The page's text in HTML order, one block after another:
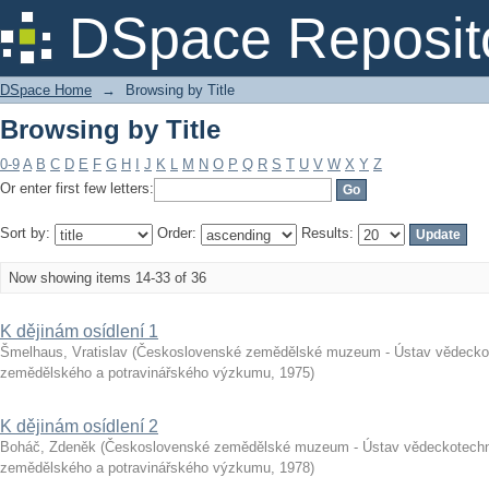
DSpace
Browsing by Title
DSpace Home → Browsing by Title
Browsing by Title
0-9 A B C D E F G H J K L M N O P Q R S T U V W X Y Z
Or enter first few letters:
Sort by: Order: Results:
Now showing items 14-33 of 36
K dějinám osídlení 1
Šmelhaus, Vratislav (Československé zemědělské muzeum - Ústav
zemědělského a potravinářského výzkumu, 1975)
K dějinám osídlení 2
Boháč, Zdeněk (Československé zemědělské muzeum - Ústav
zemědělského a potravinářského výzkumu, 1978)